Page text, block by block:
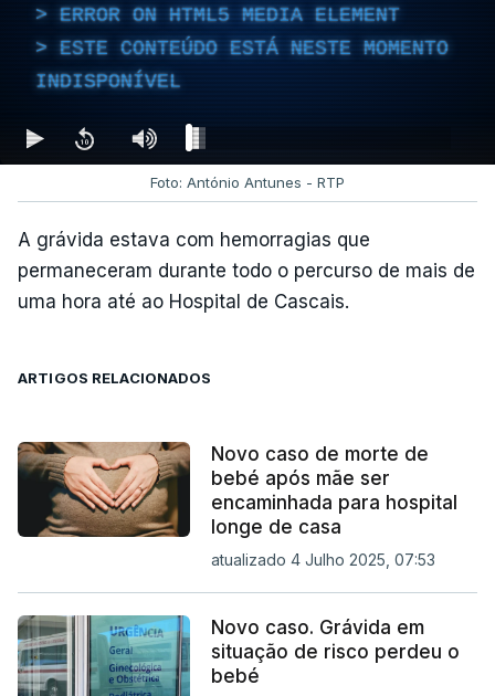
ERROR ON HTML5 MEDIA ELEMENT
ESTE CONTEÚDO ESTÁ NESTE MOMENTO
INDISPONÍVEL
Foto: António Antunes - RTP
A grávida estava com hemorragias que
permaneceram durante todo o percurso de mais de
uma hora até ao Hospital de Cascais.
ARTIGOS RELACIONADOS
Novo caso de morte de
bebé após mãe ser
encaminhada para hospital
longe de casa
atualizado 4 Julho 2025, 07:53
Novo caso. Grávida em
situação de risco perdeu o
bebé